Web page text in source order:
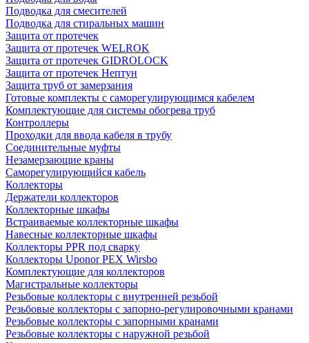
Подводка для смесителей
Подводка для стиральных машин
Защита от протечек
Защита от протечек WELROK
Защита от протечек GIDROLOCK
Защита от протечек Нептун
Защита труб от замерзания
Готовые комплекты с саморегулирующимся кабелем
Комплектующие для системы обогрева труб
Контроллеры
Проходки для ввода кабеля в трубу
Соединительные муфты
Незамерзающие краны
Саморегулирующийся кабель
Коллекторы
Держатели коллекторов
Коллекторные шкафы
Встраиваемые коллекторные шкафы
Навесные коллекторные шкафы
Коллекторы PPR под сварку
Коллекторы Uponor PEX Wirsbo
Комплектующие для коллекторов
Магистральные коллекторы
Резьбовые коллекторы с внутренней резьбой
Резьбовые коллекторы с запорно-регулировочными кранами
Резьбовые коллекторы с запорными кранами
Резьбовые коллекторы с наружной резьбой